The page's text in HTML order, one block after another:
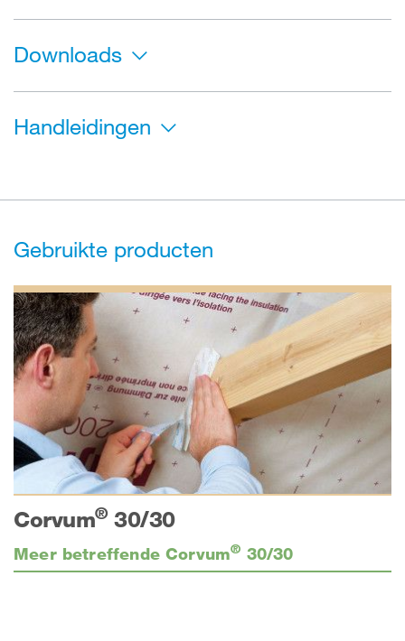
Downloads
Handleidingen
Gebruikte producten
Corvum®30/30
Meer betreffende Corvum® 30/30